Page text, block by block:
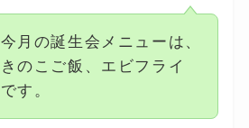
今月の誕生会メニューは、
きのこご飯、エビフライ
です。